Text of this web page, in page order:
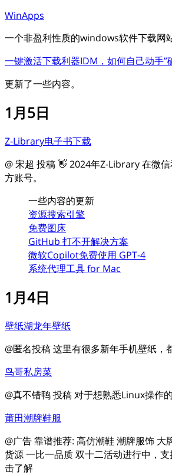
WinApps
一个非盈利性质的windows软件下载网
一键激活下载利器IDM，如何自己动手”
更新了一些内容。
1月5日
Z-Library电子书下载
@ 宋超 投稿 👋 2024年Z-Library 在微
方账号。
一些内容的更新
资源搜索引擎
免费图床
GitHub 打不开解决方案
微软Copilot免费使用 GPT-4
系统代理工具 for Mac
1月4日
壁纸湖龙年壁纸
@匿名投稿 这里有很多新年手机壁纸，
鸟哥私房菜
@真不错鸭 投稿 对于想熟悉Linux操作
莆田潮牌鞋服
@广告 靠谱推荐: 高仿潮鞋 潮牌服饰 大
货源 一比一品质 双十二活动进行中，
击了解